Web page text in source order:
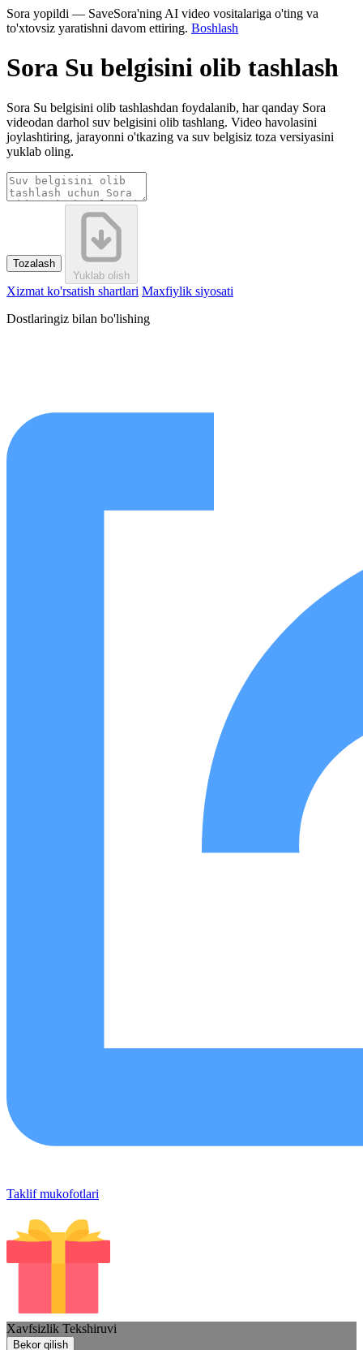
Sora yopildi — SaveSora'ning AI video vositalariga o'ting va
to'xtovsiz yaratishni davom ettiring. Boshlash
Sora Su belgisini olib tashlash
Sora Su belgisini olib tashlashdan foydalanib, har qanday Sora
videodan darhol suv belgisini olib tashlang. Video havolasini
joylashtiring, jarayonni o'tkazing va suv belgisiz toza versiyasini
yuklab oling.
Tozalash
Yuklab olish
Xizmat ko'rsatish shartlari Maxfiylik siyosati
Dostlaringiz bilan bo'lishing
Taklif mukofotlari
Xavfsizlik Tekshiruvi
Bekor qilish